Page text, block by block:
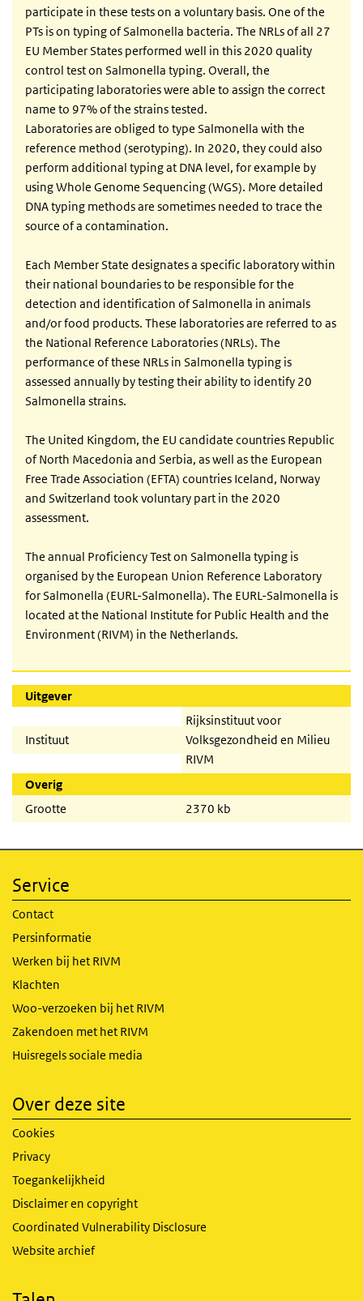
participate in these tests on a voluntary basis. One of the
PTs is on typing of Salmonella bacteria. The NRLs of all 27
EU Member States performed well in this 2020 quality
control test on Salmonella typing. Overall, the
participating laboratories were able to assign the correct
name to 97% of the strains tested.
Laboratories are obliged to type Salmonella with the
reference method (serotyping). In 2020, they could also
perform additional typing at DNA level, for example by
using Whole Genome Sequencing (WGS). More detailed
DNA typing methods are sometimes needed to trace the
source of a contamination.
Each Member State designates a specific laboratory within
their national boundaries to be responsible for the
detection and identification of Salmonella in animals
and/or food products. These laboratories are referred to as
the National Reference Laboratories (NRLs). The
performance of these NRLs in Salmonella typing is
assessed annually by testing their ability to identify 20
Salmonella strains.
The United Kingdom, the EU candidate countries Republic
of North Macedonia and Serbia, as well as the European
Free Trade Association (EFTA) countries Iceland, Norway
and Switzerland took voluntary part in the 2020
assessment.
The annual Proficiency Test on Salmonella typing is
organised by the European Union Reference Laboratory
for Salmonella (EURL-Salmonella). The EURL-Salmonella is
located at the National Institute for Public Health and the
Environment (RIVM) in the Netherlands.
Uitgever
Instituut
Rijksinstituut voor
Volksgezondheid en Milieu
RIVM
Overig
Grootte
2370 kb
Service
Contact
Persinformatie
Werken bij het RIVM
Klachten
Woo-verzoeken bij het RIVM
Zakendoen met het RIVM
Huisregels sociale media
Over deze site
Cookies
Privacy
Toegankelijkheid
Disclaimer en copyright
Coordinated Vulnerability Disclosure
Website archief